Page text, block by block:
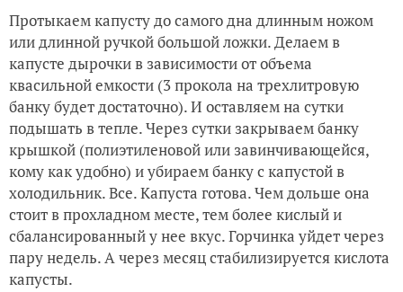
Протыкаем капусту до самого дна длинным ножом
или длинной ручкой большой ложки. Делаем в
капусте дырочки в зависимости от объема
квасильной емкости (3 прокола на трехлитровую
банку будет достаточно). И оставляем на сутки
подышать в тепле. Через сутки закрываем банку
крышкой (полиэтиленовой или завинчивающейся,
кому как удобно) и убираем банку с капустой в
холодильник. Все. Капуста готова. Чем дольше она
стоит в прохладном месте, тем более кислый и
сбалансированный у нее вкус. Горчинка уйдет через
пару недель. А через месяц стабилизируется кислота
капусты.